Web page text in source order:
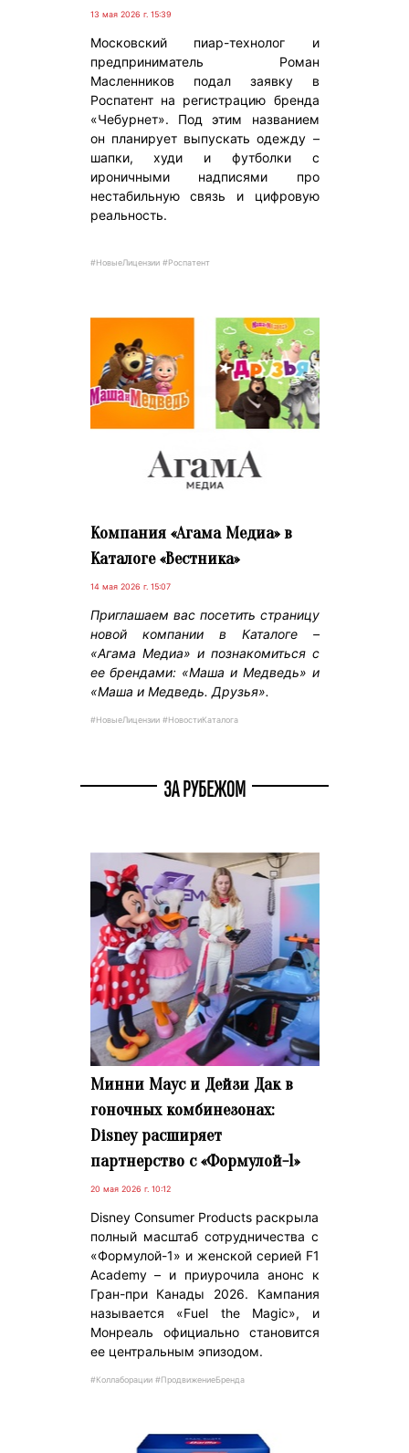
13 мая 2026 г. 15:39
Московский пиар-технолог и
предприниматель Роман
Масленников подал заявку в
Роспатент на регистрацию бренда
«Чебурнет». Под этим названием
он планирует выпускать одежду –
шапки, худи и футболки с
ироничными надписями про
нестабильную связь и цифровую
реальность.
#НовыеЛицензии #Роспатент
Компания «Агама Медиа» в
Каталоге «Вестника»
14 мая 2026 г. 15:07
Приглашаем вас посетить страницу
новой компании в Каталоге –
«Агама Медиа» и познакомиться с
ее брендами: «Маша и Медведь» и
«Маша и Медведь. Друзья».
#НовыеЛицензии #НовостиКаталога
ЗА РУБЕЖОМ
Минни Маус и Дейзи Дак в
гоночных комбинезонах:
Disney расширяет
партнерство с «Формулой-1»
20 мая 2026 г. 10:12
Disney Consumer Products раскрыла
полный масштаб сотрудничества с
«Формулой-1» и женской серией F1
Academy – и приурочила анонс к
Гран-при Канады 2026. Кампания
называется «Fuel the Magic», и
Монреаль официально становится
ее центральным эпизодом.
#Коллаборации #ПродвижениеБренда